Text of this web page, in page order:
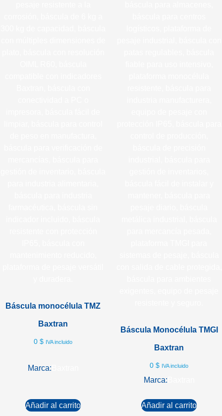
Báscula monocélula TMZ
Baxtran
0 $ IVA incluido
Marca:
Añadir al carrito
Báscula Monocélula TMGI
Baxtran
0 $ IVA incluido
Marca:
Añadir al carrito